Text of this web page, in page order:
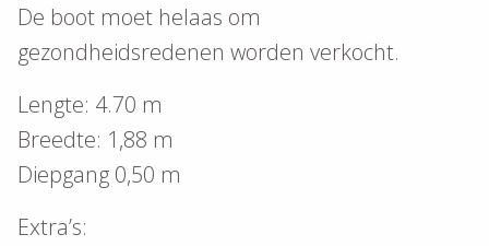
De boot moet helaas om
gezondheidsredenen worden verkocht.
Lengte: 4.70 m
Breedte: 1,88 m
Diepgang 0,50 m
Extra’s: